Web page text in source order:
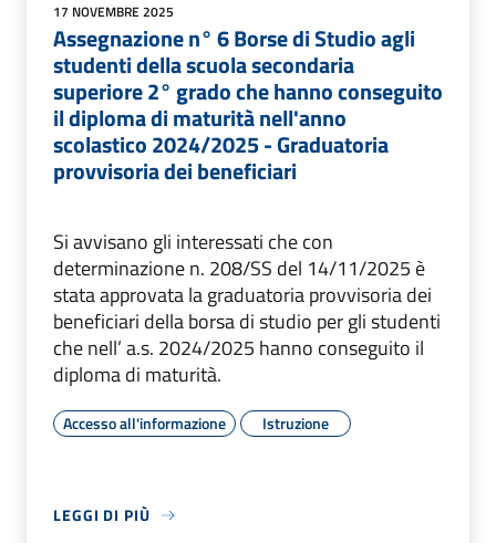
17 NOVEMBRE 2025
Assegnazione n° 6 Borse di Studio agli
studenti della scuola secondaria
superiore 2° grado che hanno conseguito
il diploma di maturità nell'anno
scolastico 2024/2025 - Graduatoria
provvisoria dei beneficiari
Si avvisano gli interessati che con
determinazione n. 208/SS del 14/11/2025 è
stata approvata la graduatoria provvisoria dei
beneficiari della borsa di studio per gli studenti
che nell’ a.s. 2024/2025 hanno conseguito il
diploma di maturità.
Accesso all'informazione Istruzione
LEGGI DI PIÙ